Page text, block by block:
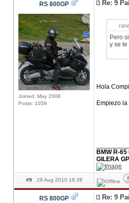
RS 800GP
Joined: May 2008
Posts: 1059
Re: 9
Pero
y se
Hola
Empiezo
BMW R-65
GILERA
#9 29 Aug 2010 16:38
RS 800GP Re: 9